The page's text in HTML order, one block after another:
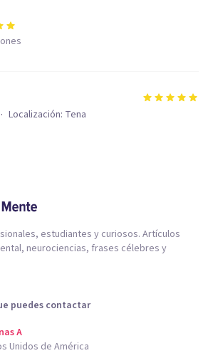
· Localización: Tena
estudiantes y curiosos. Artículos
neurociencias, frases célebres y
puedes contactar
A
Unidos de América